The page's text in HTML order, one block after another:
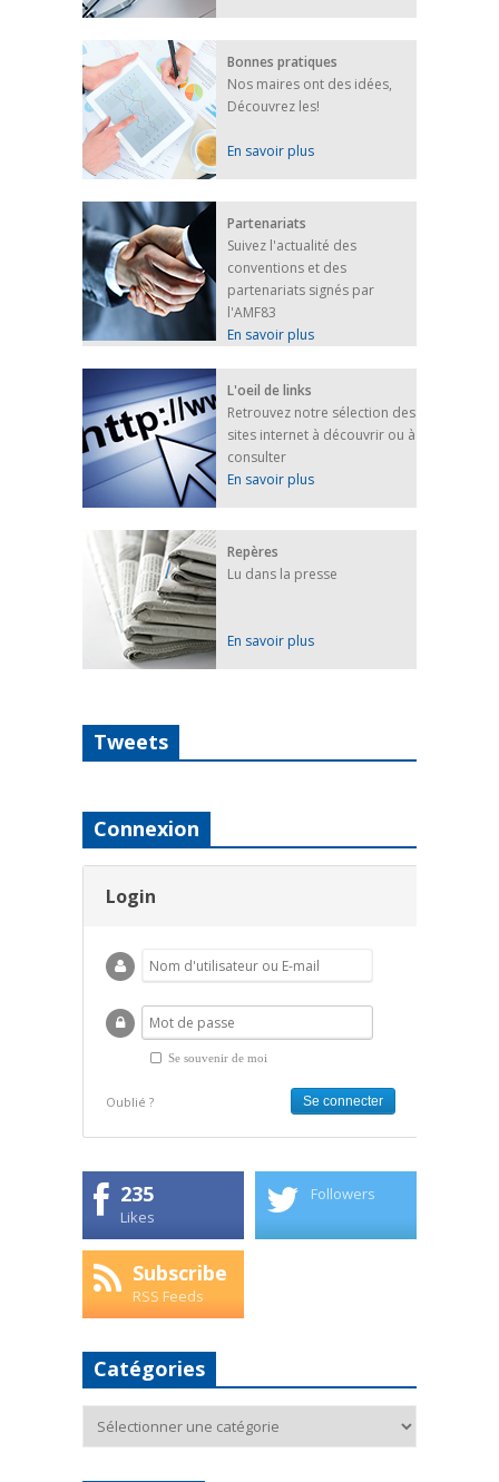
Bonnes pratiques
Nos maires ont des idées,
Découvrez les!
En savoir plus
Partenariats
Suivez l'actualité des
conventions et des
partenariats signés par
l'AMF83
En savoir plus
L'oeil de links
Retrouvez notre sélection des
sites internet à découvrir ou à
consulter
En savoir plus
Repères
Lu dans la presse
En savoir plus
Tweets
Connexion
Login
Se souvenir de moi
Oublié ?
235
Likes
Followers
Subscribe
RSS Feeds
Catégories